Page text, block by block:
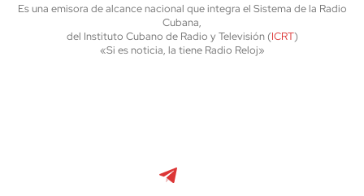
Es una emisora de alcance nacional que integra el Sistema de la Radio
Cubana,
del Instituto Cubano de Radio y Televisión (ICRT)
«Si es noticia, la tiene Radio Reloj»